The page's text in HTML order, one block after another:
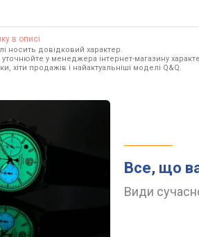
в описі
носить довідковий характер.
у менеджера інтернет-магазину
хіти продажів і найактуальніші моделі Q&Q.
Все, що
Види